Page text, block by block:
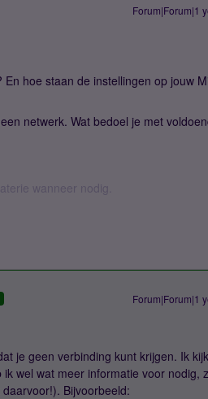
Forum|Forum|1
hoe staan de instellingen op jouw
netwerk. Wat bedoel je met
wanneer nodig.
Forum|Forum|1
je geen verbinding kunt krijgen. Ik kijk
wel wat meer informatie voor nodig,
Bijvoorbeeld: